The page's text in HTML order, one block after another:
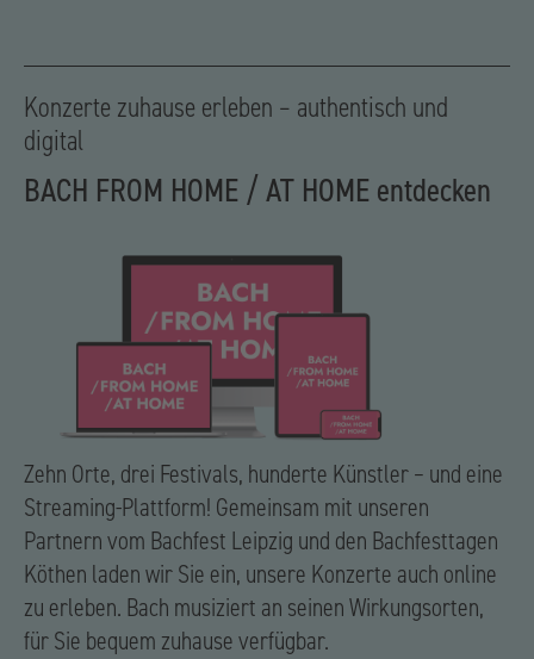
Konzerte zuhause erleben – authentisch und
digital
BACH FROM HOME / AT HOME entdecken
Zehn Orte, drei Festivals, hunderte Künstler – und eine
Streaming-Plattform! Gemeinsam mit unseren
Partnern vom Bachfest Leipzig und den Bachfesttagen
Köthen laden wir Sie ein, unsere Konzerte auch online
zu erleben. Bach musiziert an seinen Wirkungsorten,
für Sie bequem zuhause verfügbar.